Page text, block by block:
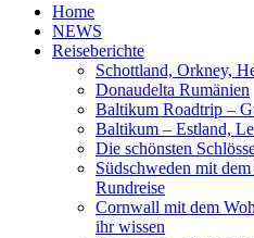
Home
NEWS
Reiseberichte
Schottland, Orkney,
Donaudelta Rumänien
Baltikum Roadtrip –
Baltikum – Estland,
Die schönsten
Südschweden mit
Rundreise
Cornwall mit dem
ihr wissen